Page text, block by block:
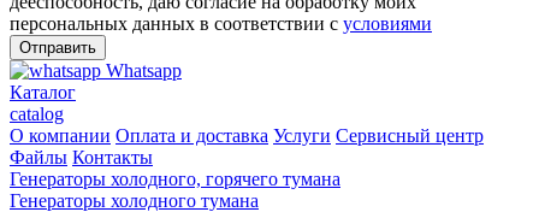
персональных данных в соответствии с условиями
Whatsapp
Каталог
catalog
О компании Оплата и доставка Услуги Сервисный центр
Файлы Контакты
Генераторы холодного, горячего тумана
Генераторы холодного тумана